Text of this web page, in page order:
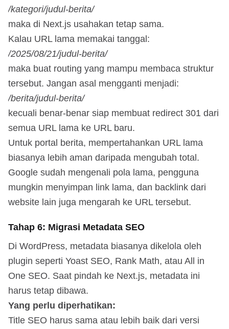
/kategori/judul-berita/
maka di Next.js usahakan tetap sama.
Kalau URL lama memakai tanggal:
/2025/08/21/judul-berita/
maka buat routing yang mampu membaca struktur
tersebut. Jangan asal mengganti menjadi:
/berita/judul-berita/
kecuali benar-benar siap membuat redirect 301 dari
semua URL lama ke URL baru.
Untuk portal berita, mempertahankan URL lama
biasanya lebih aman daripada mengubah total.
Google sudah mengenali pola lama, pengguna
mungkin menyimpan link lama, dan backlink dari
website lain juga mengarah ke URL tersebut.
Tahap 6: Migrasi Metadata SEO
Di WordPress, metadata biasanya dikelola oleh
plugin seperti Yoast SEO, Rank Math, atau All in
One SEO. Saat pindah ke Next.js, metadata ini
harus tetap dibawa.
Yang perlu diperhatikan:
Title SEO harus sama atau lebih baik dari versi